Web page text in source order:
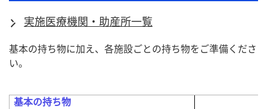
実施医療機関・助産所一覧
基本の持ち物に加え、各施設ごとの持ち物をご準備くださ
い。
基本の持ち物